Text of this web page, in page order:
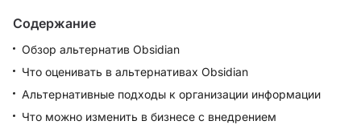
Содержание
Обзор альтернатив Obsidian
Что оценивать в альтернативах Obsidian
Альтернативные подходы к организации информации
Что можно изменить в бизнесе с внедрением